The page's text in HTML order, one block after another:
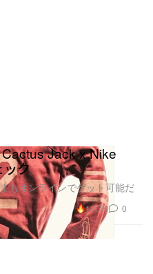
Jack x Nike
ック
もオンラインでゲット可能だ
13.7K 0